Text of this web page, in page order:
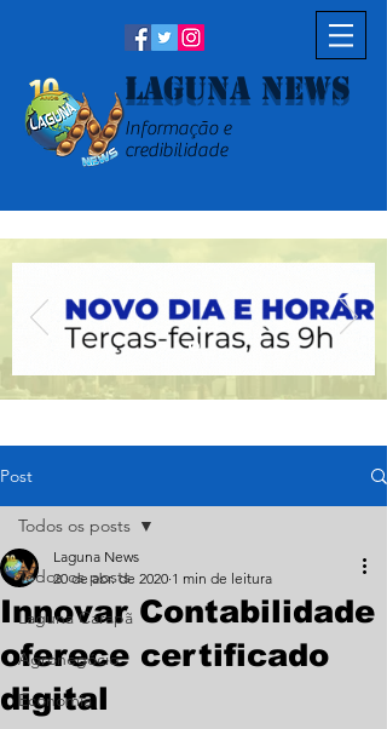
Laguna News
Informação e
credibilidade
Post
Todos os posts
Laguna Carapã
Agronegócio
Economia
Todos os posts
Innovar Contabilidade
oferece certificado
digital
Laguna News
20 de abr. de 2020 1 min de leitura